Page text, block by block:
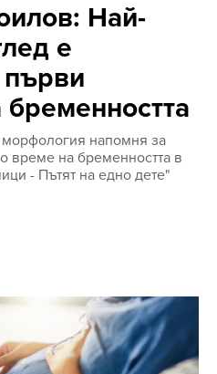
Най-
е
първи
морфология напомня за
време на бременността в
- Пътят на едно дете"